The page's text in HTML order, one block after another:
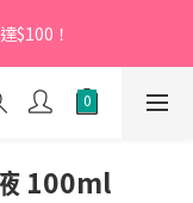
次下單輸入優惠碼
$100！
次下單輸入優惠碼
100ml